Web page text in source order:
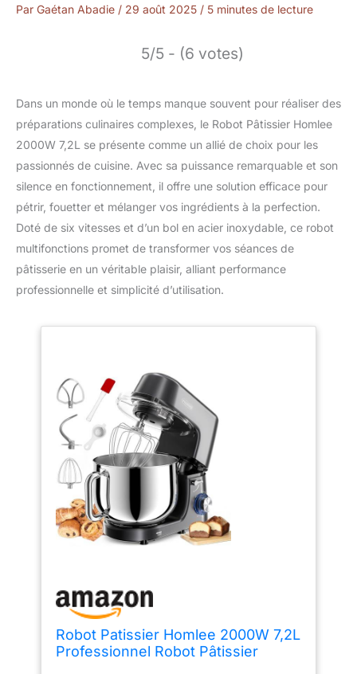
Par Gaétan Abadie / 29 août 2025 / 5 minutes de lecture
5/5 - (6 votes)
Dans un monde où le temps manque souvent pour réaliser des
préparations culinaires complexes, le Robot Pâtissier Homlee
2000W 7,2L se présente comme un allié de choix pour les
passionnés de cuisine. Avec sa puissance remarquable et son
silence en fonctionnement, il offre une solution efficace pour
pétrir, fouetter et mélanger vos ingrédients à la perfection.
Doté de six vitesses et d’un bol en acier inoxydable, ce robot
multifonctions promet de transformer vos séances de
pâtisserie en un véritable plaisir, alliant performance
professionnelle et simplicité d’utilisation.
Robot Patissier Homlee 2000W 7,2L
Professionnel Robot Pâtissier